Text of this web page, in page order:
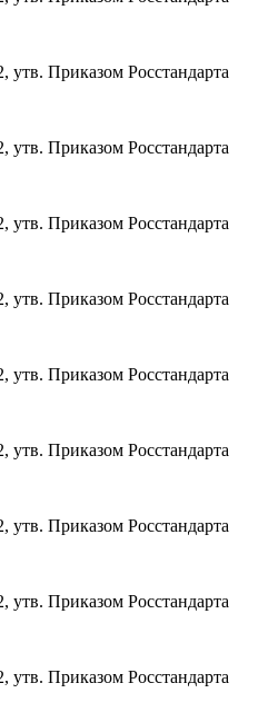
Приказом Росстандарта
Приказом Росстандарта
Приказом Росстандарта
Приказом Росстандарта
Приказом Росстандарта
Приказом Росстандарта
Приказом Росстандарта
Приказом Росстандарта
Приказом Росстандарта